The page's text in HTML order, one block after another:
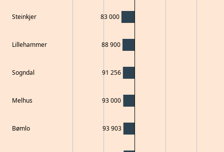
Steinkjer
Lillehammer
Sogndal
Melhus
Bømlo
83 000
88 900
91 256
93 000
93 903